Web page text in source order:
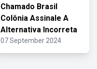
Chamado Brasil
Colônia Assinale A
Alternativa Incorreta
07 September 2024